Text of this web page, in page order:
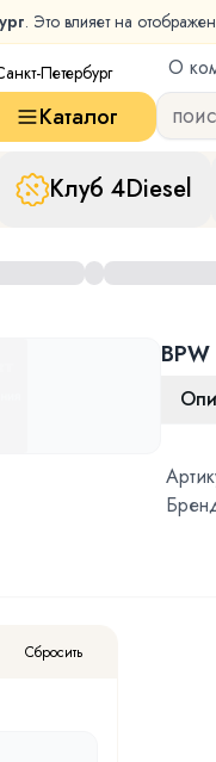
. Это влияет на
Петербург О
Каталог
Клуб 4Diesel
Сбросить